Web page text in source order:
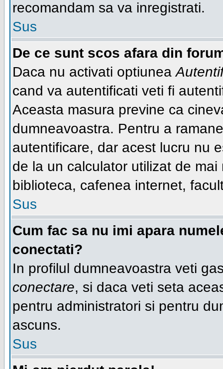
recomandam sa va inregistrati.
Sus
De ce sunt scos afara din
Daca nu activati optiunea
cand va autentificati veti fi
Aceasta masura previne ca
dumneavoastra. Pentru a
autentificare, dar acest lucru nu
de la un calculator utilizat de
biblioteca, cafenea internet,
Sus
Cum fac sa nu imi apara
conectati?
In profilul dumneavoastra veti
conectare, si daca veti seta
pentru administratori si pentru
ascuns.
Sus